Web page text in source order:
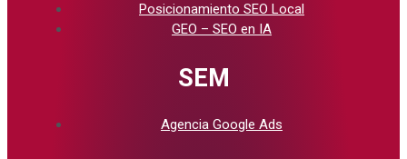
Posicionamiento SEO Local
GEO – SEO en IA
SEM
Agencia Google Ads